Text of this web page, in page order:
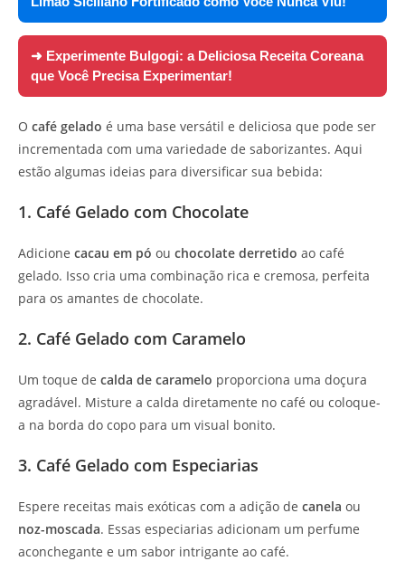
➜ Experimente Bulgogi: a Deliciosa Receita Coreana
que Você Precisa Experimentar!
O café gelado é uma base versátil e deliciosa que pode ser
incrementada com uma variedade de saborizantes. Aqui
estão algumas ideias para diversificar sua bebida:
1. Café Gelado com Chocolate
Adicione cacau em pó ou chocolate derretido ao café
gelado. Isso cria uma combinação rica e cremosa, perfeita
para os amantes de chocolate.
2. Café Gelado com Caramelo
Um toque de calda de caramelo proporciona uma doçura
agradável. Misture a calda diretamente no café ou coloque-
a na borda do copo para um visual bonito.
3. Café Gelado com Especiarias
Espere receitas mais exóticas com a adição de canela ou
noz-moscada. Essas especiarias adicionam um perfume
aconchegante e um sabor intrigante ao café.